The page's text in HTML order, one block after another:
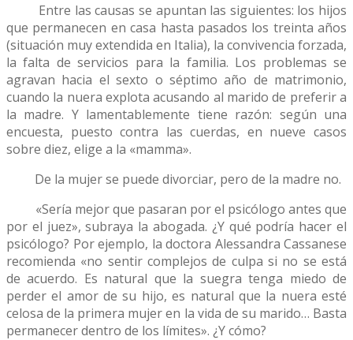
Entre las causas se apuntan las siguientes: los hijos
que permanecen en casa hasta pasados los treinta años
(situación muy extendida en Italia), la convivencia forzada,
la falta de servicios para la familia. Los problemas se
agravan hacia el sexto o séptimo año de matrimonio,
cuando la nuera explota acusando al marido de preferir a
la madre. Y lamentablemente tiene razón: según una
encuesta, puesto contra las cuerdas, en nueve casos
sobre diez, elige a la «mamma».
De la mujer se puede divorciar, pero de la madre no.
«Sería mejor que pasaran por el psicólogo antes que
por el juez», subraya la abogada. ¿Y qué podría hacer el
psicólogo? Por ejemplo, la doctora Alessandra Cassanese
recomienda «no sentir complejos de culpa si no se está
de acuerdo. Es natural que la suegra tenga miedo de
perder el amor de su hijo, es natural que la nuera esté
celosa de la primera mujer en la vida de su marido… Basta
permanecer dentro de los límites». ¿Y cómo?